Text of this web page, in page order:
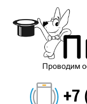
Проводим
+7